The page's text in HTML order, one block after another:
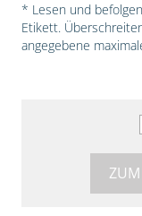
* Lesen und
Etikett.
angegebene
ZUM